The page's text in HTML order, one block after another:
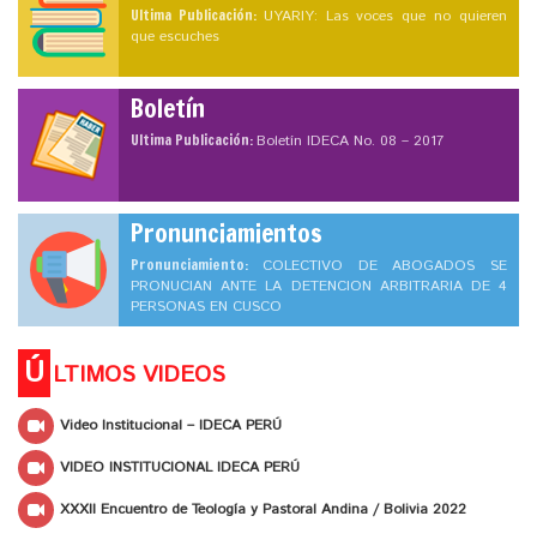
Ultima Publicación: UYARIY: Las voces que no quieren
que escuches
Boletín
Ultima Publicación:Boletín IDECA No. 08 – 2017
Pronunciamientos
Pronunciamiento: COLECTIVO DE ABOGADOS SE
PRONUCIAN ANTE LA DETENCION ARBITRARIA DE 4
PERSONAS EN CUSCO
Ú LTIMOS VIDEOS
Video Institucional – IDECA PERÚ
VIDEO INSTITUCIONAL IDECA PERÚ
XXXII Encuentro de Teología y Pastoral Andina / Bolivia 2022